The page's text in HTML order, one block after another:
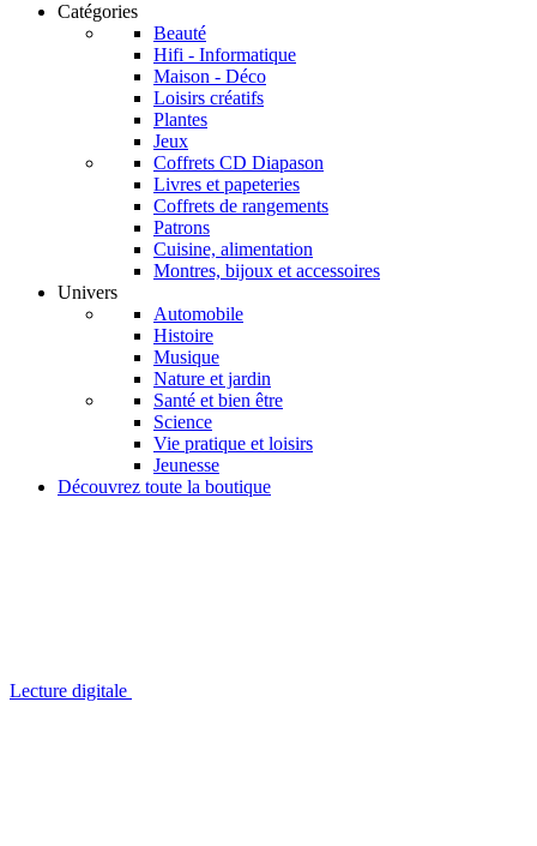
Catégories
Beauté
Hifi - Informatique
Maison - Déco
Loisirs créatifs
Plantes
Jeux
Coffrets CD Diapason
Livres et papeteries
Coffrets de rangements
Patrons
Cuisine, alimentation
Montres, bijoux et accessoires
Univers
Automobile
Histoire
Musique
Nature et jardin
Santé et bien être
Science
Vie pratique et loisirs
Jeunesse
Découvrez toute la boutique
Lecture digitale